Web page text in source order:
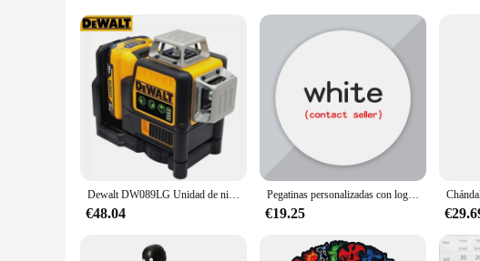
Typical Adaptive Scenario: Ideal for high-performance computing and
Features:
|Vendors|
**Enhanced Storage and Performance**
The Unidad de estado sólido PCIe® NVMe™ Value M 2 is an essential
enclosure ensures durability and efficient heat dissipation, making it a
while the included M.2 screwdriver simplifies installation for both novices
**Optimized for Speed and Reliability**
The PCIe® NVMe™ interface delivers exceptional read and write
enclosure is designed to support a wide range of PCIe® NVMe™ M.2
Unidad de estado sólido PCIe® NVMe™ Value M 2 is engineered to meet
With its competitive pricing and high-quality construction, this SSD
Dewalt DW089LG Unidad de nivel láser de 12 líneas 3 lados * nivel láser profesional verde autonivelante Vertical de 360 grados
€48.04
Pegatinas personalizadas con logotipo y nombre del negocio, etiquetas de agradecimiento para embalaje, Diseña tus propias pegatinas, 1000 Uds.
€19.25